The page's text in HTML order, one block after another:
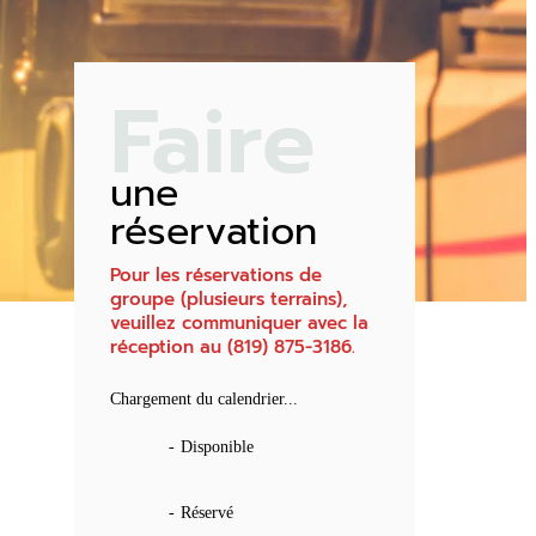
Faire
une
réservation
Pour les réservations de
groupe (plusieurs terrains),
veuillez communiquer avec la
réception au (819) 875-3186.
Chargement du calendrier...
- Disponible
- Réservé